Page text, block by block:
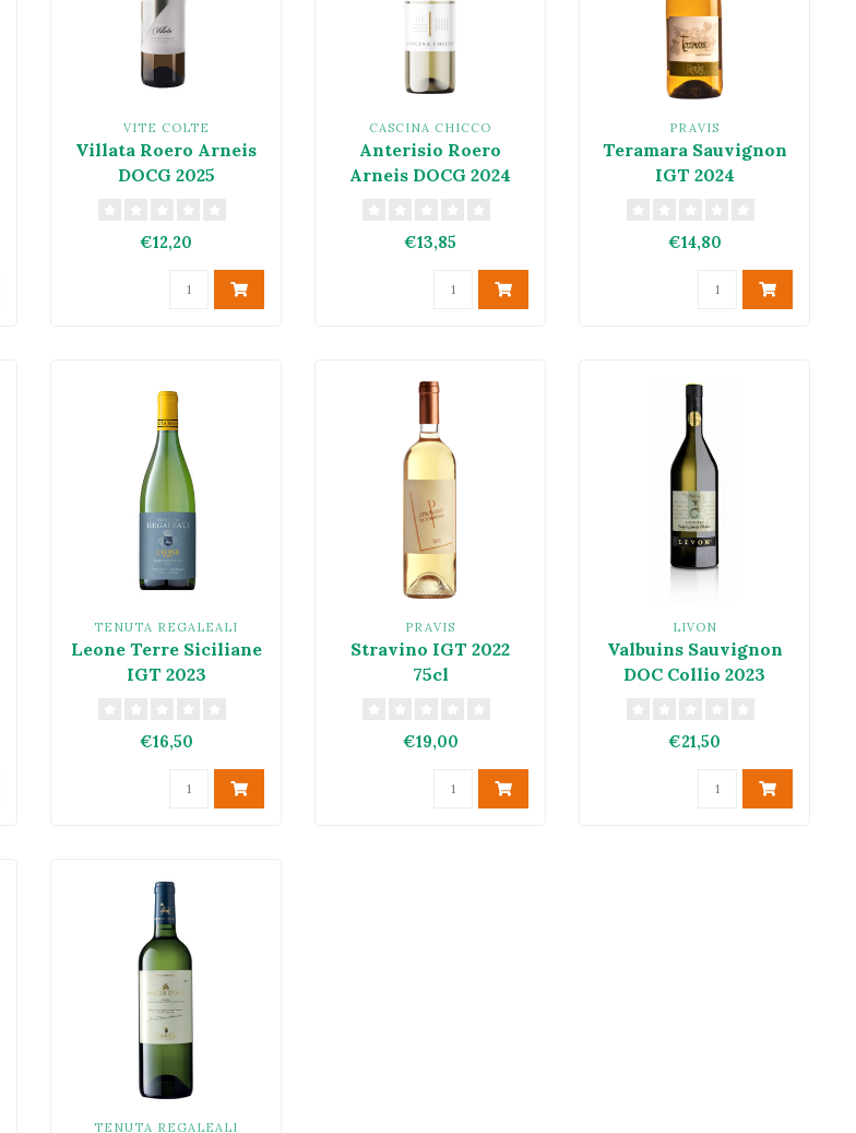
VITE COLTE
Villata Roero Arneis
DOCG 2025
€12,20
CASCINA CHICCO
Anterisio Roero
Arneis DOCG 2024
€13,85
PRAVIS
Teramara Sauvignon
IGT 2024
€14,80
TENUTA REGALEALI
Leone Terre Siciliane
IGT 2023
€16,50
PRAVIS
Stravino IGT 2022
75cl
€19,00
LIVON
Valbuins Sauvignon
DOC Collio 2023
€21,50
TENUTA REGALEALI